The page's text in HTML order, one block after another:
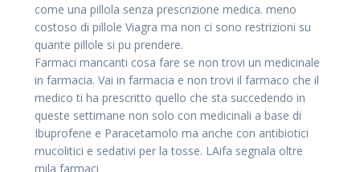
come una pillola senza prescrizione medica. meno
costoso di pillole Viagra ma non ci sono restrizioni su
quante pillole si pu prendere.
Farmaci mancanti cosa fare se non trovi un medicinale
in farmacia. Vai in farmacia e non trovi il farmaco che il
medico ti ha prescritto quello che sta succedendo in
queste settimane non solo con medicinali a base di
Ibuprofene e Paracetamolo ma anche con antibiotici
mucolitici e sedativi per la tosse. LAifa segnala oltre
mila farmaci